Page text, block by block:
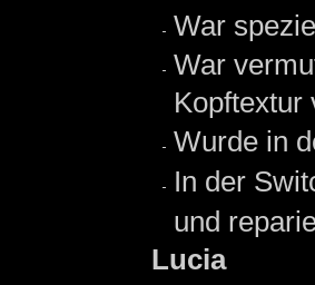
War
War
Kopftextur
Wurde in
In der
und
Lucia